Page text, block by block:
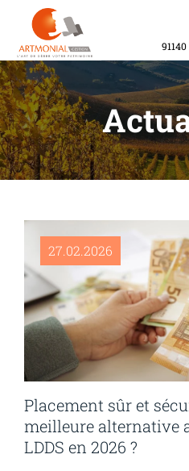
27.02.2026
Placement sûr et
meilleure alternative
LDDS en 2026 ?